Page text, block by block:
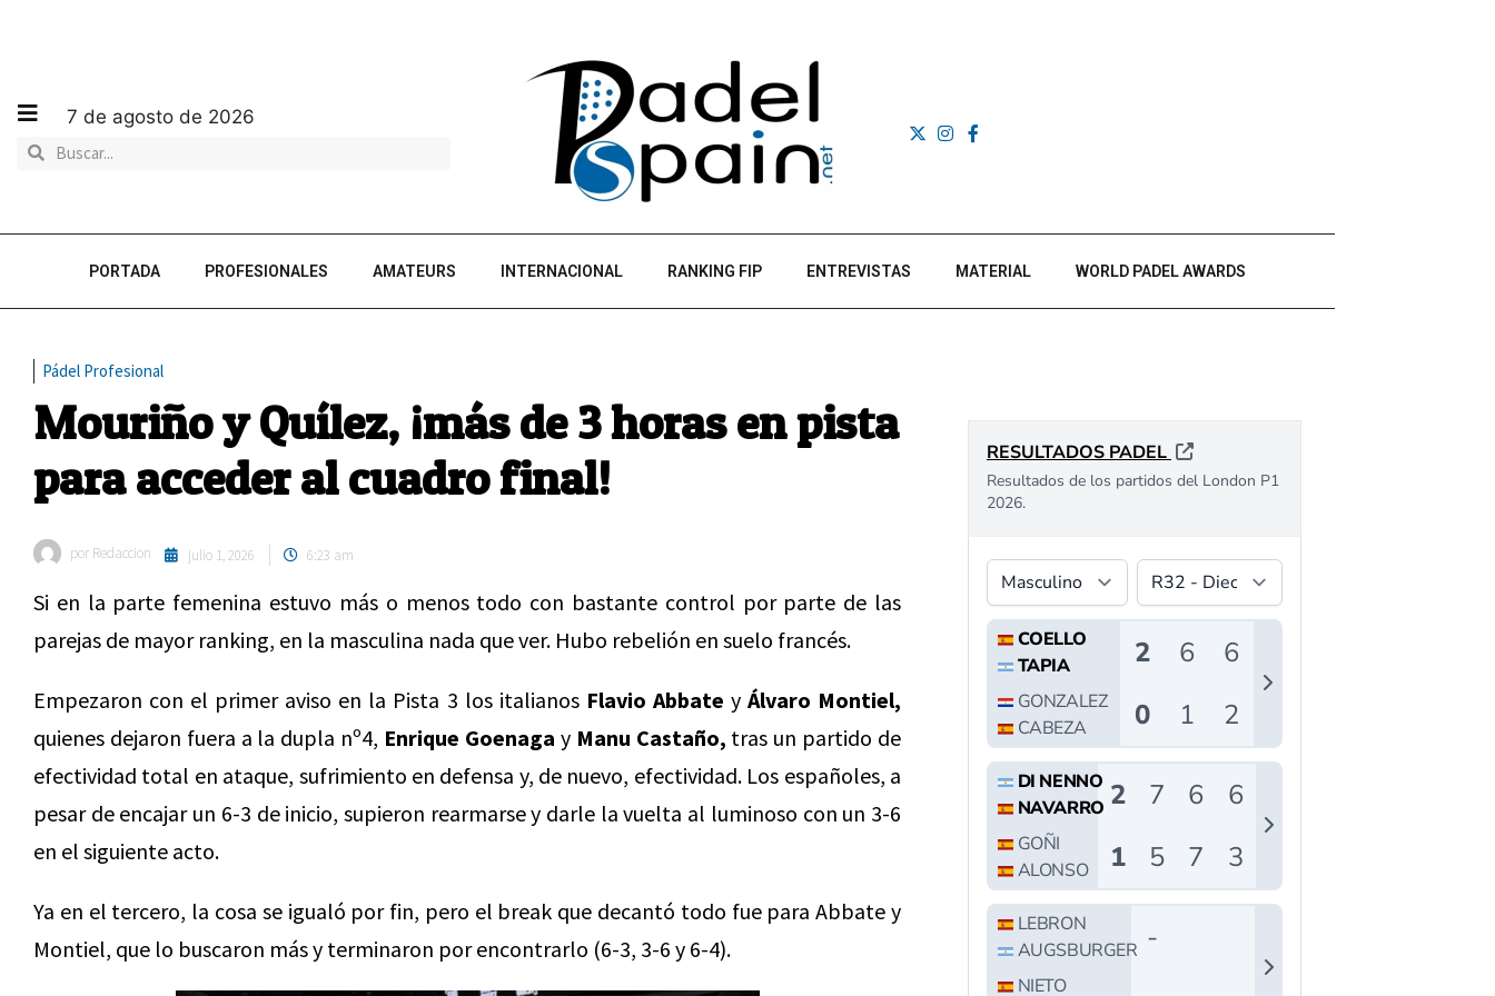
7 de agosto de 2026
PORTADA PROFESIONALES AMATEURS INTERNACIONAL RANKING FIP ENTREVISTAS MATERIAL WORLD PADEL AWARDS
Pádel Profesional
Mouriño y Quílez, ¡más de 3 horas en pista
para acceder al cuadro final!
por Redaccion julio 1, 2026 6:23 am
Si en la parte femenina estuvo más o menos todo con bastante control por parte de las
parejas de mayor ranking, en la masculina nada que ver. Hubo rebelión en suelo francés.
Empezaron con el primer aviso en la Pista 3 los italianos Flavio Abbate y Álvaro Montiel,
quienes dejaron fuera a la dupla nº4, Enrique Goenaga y Manu Castaño, tras un partido de
efectividad total en ataque, sufrimiento en defensa y, de nuevo, efectividad. Los españoles, a
pesar de encajar un 6-3 de inicio, supieron rearmarse y darle la vuelta al luminoso con un 3-6
en el siguiente acto.
Ya en el tercero, la cosa se igualó por fin, pero el break que decantó todo fue para Abbate y
Montiel, que lo buscaron más y terminaron por encontrarlo (6-3, 3-6 y 6-4).